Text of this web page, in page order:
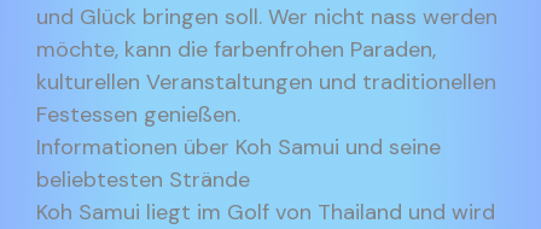
und Glück bringen soll. Wer nicht nass werden
möchte, kann die farbenfrohen Paraden,
kulturellen Veranstaltungen und traditionellen
Festessen genießen.
Informationen über Koh Samui und seine
beliebtesten Strände
Koh Samui liegt im Golf von Thailand und wird